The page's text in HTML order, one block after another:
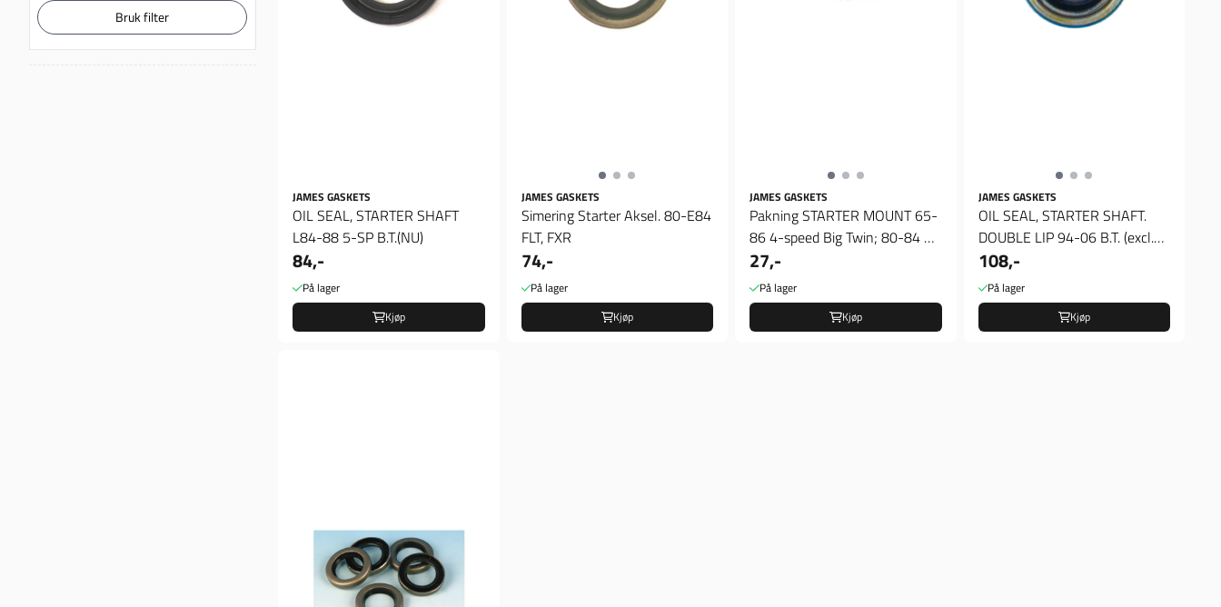
Bruk filter
JAMES GASKETS
OIL SEAL, STARTER SHAFT
L84-88 5-SP B.T.(NU)
84,-
På lager
Kjøp
JAMES GASKETS
Simering Starter Aksel. 80-E84
FLT, FXR
74,-
På lager
Kjøp
JAMES GASKETS
Pakning STARTER MOUNT 65-
86 4-speed Big Twin; 80-84 5-
speed ...
27,-
På lager
Kjøp
JAMES GASKETS
OIL SEAL, STARTER SHAFT.
DOUBLE LIP 94-06 B.T. (excl.
2006 Dyna) (NU)
108,-
På lager
Kjøp